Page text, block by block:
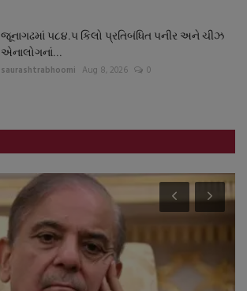
જૂનાગઢમાં ૫૮૪.૫ કિલો પ્રતિબંધિત પનીર અને ચીઝ
એનાલોગનાં...
saurashtrabhoomi Aug 8, 2026 0